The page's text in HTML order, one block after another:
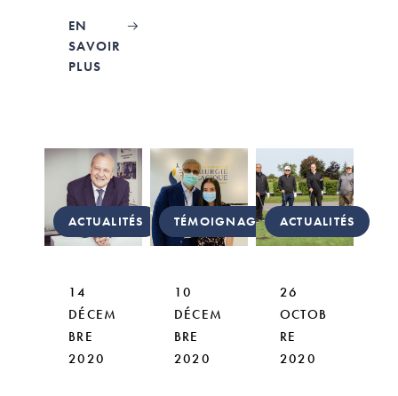
EN
SAVOIR
PLUS
ACTUALITÉS
14
DÉCEM
BRE
2020
TÉMOIGNAGES
10
DÉCEM
BRE
2020
ACTUALITÉS
26
OCTOB
RE
2020